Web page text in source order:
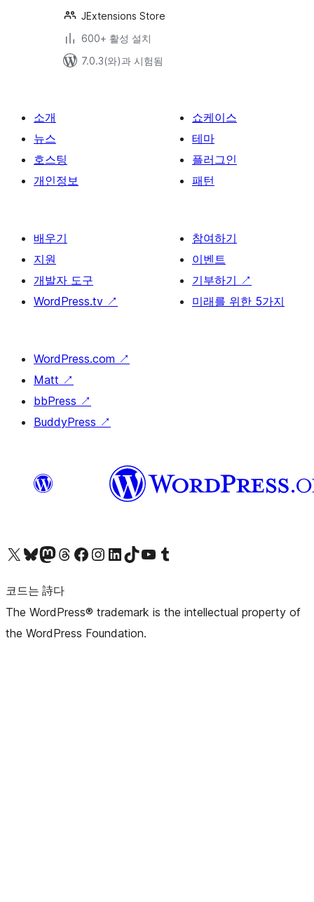
JExtensions Store
600+ 활성 설치
7.0.3(와)과 시험됨
소개
뉴스
호스팅
개인정보
쇼케이스
테마
플러그인
패턴
배우기
지원
개발자 도구
WordPress.tv ↗
참여하기
이벤트
기부하기 ↗
미래를 위한 5가지
WordPress.com ↗
Matt ↗
bbPress ↗
BuddyPress ↗
X(이전 트위터) 계정 방문하기블루스카이 계정 방문하기마스토돈 계정 방문하기스레드 계정 방문하기 페이스북 페이지 방문하기인스타그램 계정 방문하기 LinkedIn 계정 방문하기틱톡 계정 방문하기유튜브 채널 방문하기 텀블러 계정 방문하기
코드는 詩다
The WordPress® trademark is the intellectual property of
the WordPress Foundation.